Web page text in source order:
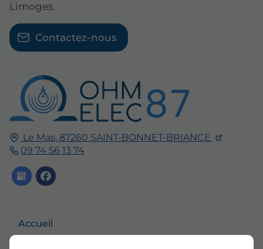
Le Mas, 87260 SAINT-BONNET-BRIANCE
09 74 56 13 74
Accueil
Limoges.
Contactez-nous